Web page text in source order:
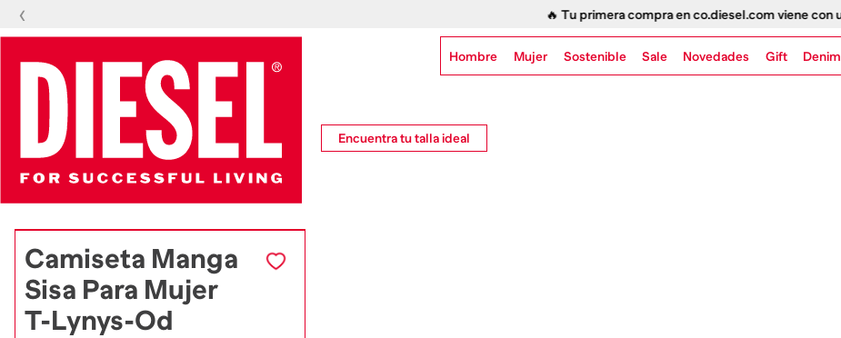
‹ 🔥 Tu primera compra en co.diesel.com viene con un detalle extra. Aquí!
Hombre Mujer Sostenible Sale Novedades Gift Denim
Encuentra tu talla ideal
Camiseta Manga
Sisa Para Mujer
T-Lynys-Od